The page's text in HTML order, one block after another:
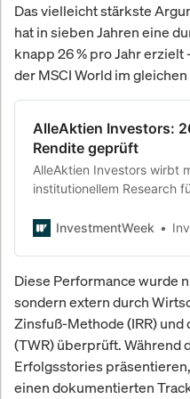
Das vielleicht stärkste
hat in sieben Jahren eine
knapp 26 % pro Jahr
der MSCI World im
AlleAktien Investors:
Rendite geprüft
AlleAktien Investors wirbt mit
institutionellem Research
26,8 % pro Jahr. Ein Wert,
nachgerechnet – und
Berechnungen von
Wirtschaftsprüfern
lassen.
InvestmentWeek
Diese Performance wurde
sondern extern durch
Zinsfuß-Methode (IRR)
(TWR) überprüft. Während
Erfolgsstories
einen dokumentierten